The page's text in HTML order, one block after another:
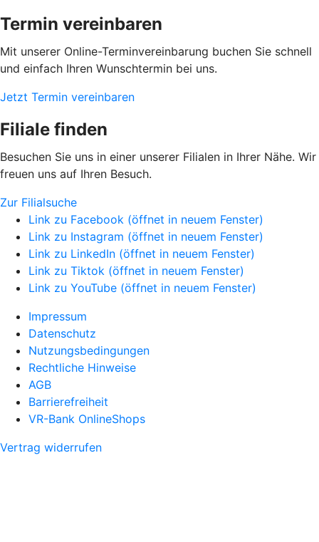
Termin vereinbaren
Mit unserer Online-Terminvereinbarung buchen Sie schnell
und einfach Ihren Wunschtermin bei uns.
Jetzt Termin vereinbaren
Filiale finden
Besuchen Sie uns in einer unserer Filialen in Ihrer Nähe. Wir
freuen uns auf Ihren Besuch.
Zur Filialsuche
Link zu Facebook (öffnet in neuem Fenster)
Link zu Instagram (öffnet in neuem Fenster)
Link zu LinkedIn (öffnet in neuem Fenster)
Link zu Tiktok (öffnet in neuem Fenster)
Link zu YouTube (öffnet in neuem Fenster)
Impressum
Datenschutz
Nutzungsbedingungen
Rechtliche Hinweise
AGB
Barrierefreiheit
VR-Bank OnlineShops
Vertrag widerrufen